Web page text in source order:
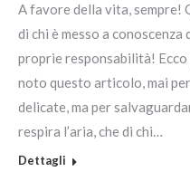
A favore della vita, sempre!
di chi è messo a conoscenza
proprie responsabilità!
noto questo articolo, mai
delicate, ma per
respira l’aria, che di chi…
Dettagli